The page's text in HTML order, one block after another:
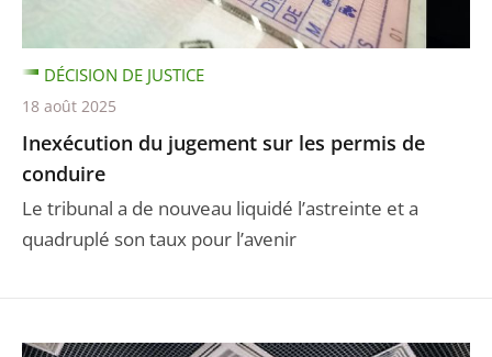
Inexécution du jugement sur les permis de
conduire
Le tribunal a de nouveau liquidé l’astreinte et a
quadruplé son taux pour l’avenir
DÉCISION DE JUSTICE
18 août 2025